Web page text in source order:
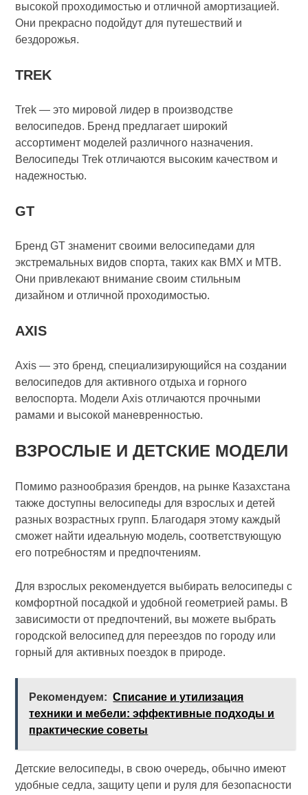
высокой проходимостью и отличной амортизацией.
Они прекрасно подойдут для путешествий и
бездорожья.
TREK
Trek — это мировой лидер в производстве
велосипедов. Бренд предлагает широкий
ассортимент моделей различного назначения.
Велосипеды Trek отличаются высоким качеством и
надежностью.
GT
Бренд GT знаменит своими велосипедами для
экстремальных видов спорта, таких как BMX и MTB.
Они привлекают внимание своим стильным
дизайном и отличной проходимостью.
AXIS
Axis — это бренд, специализирующийся на создании
велосипедов для активного отдыха и горного
велоспорта. Модели Axis отличаются прочными
рамами и высокой маневренностью.
ВЗРОСЛЫЕ И ДЕТСКИЕ МОДЕЛИ
Помимо разнообразия брендов, на рынке Казахстана
также доступны велосипеды для взрослых и детей
разных возрастных групп. Благодаря этому каждый
сможет найти идеальную модель, соответствующую
его потребностям и предпочтениям.
Для взрослых рекомендуется выбирать велосипеды с
комфортной посадкой и удобной геометрией рамы. В
зависимости от предпочтений, вы можете выбрать
городской велосипед для переездов по городу или
горный для активных поездок в природе.
Рекомендуем: Списание и утилизация
техники и мебели: эффективные подходы и
практические советы
Детские велосипеды, в свою очередь, обычно имеют
удобные седла, защиту цепи и руля для безопасности